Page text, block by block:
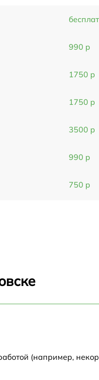
990 р
1750 р
1750 р
3500 р
990 р
750 р
(например,